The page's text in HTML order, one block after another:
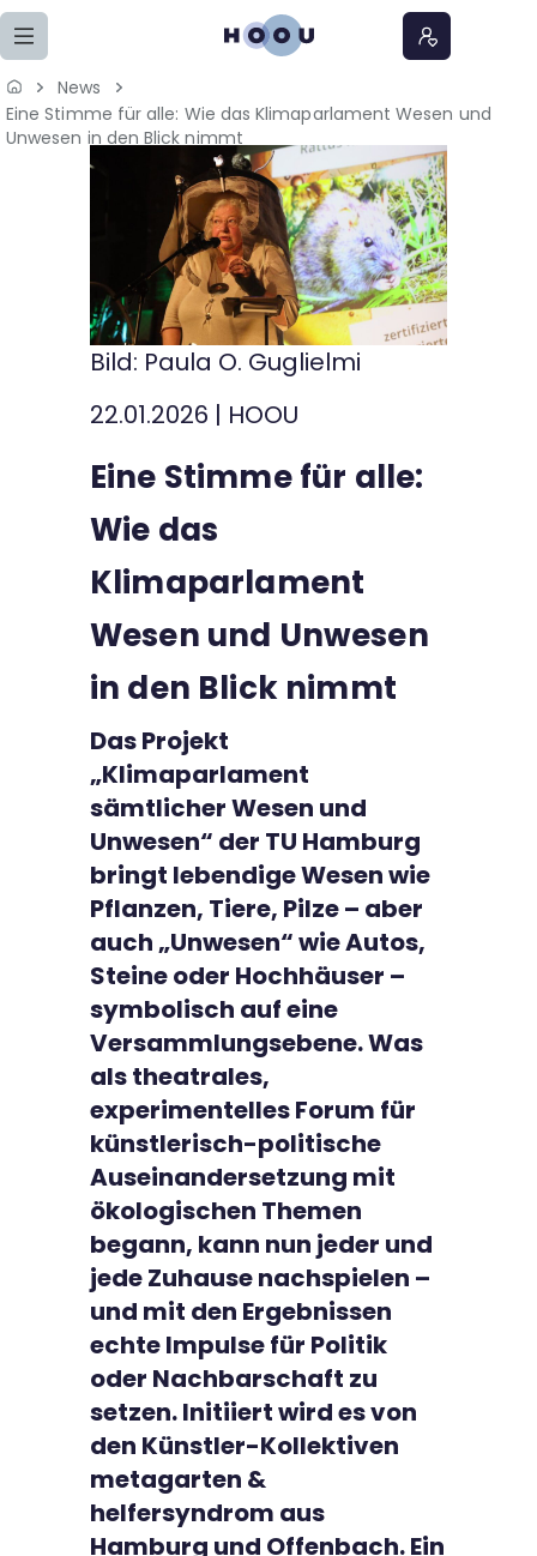
Zum Seiteninhalt springen
Home
Lernangebote
Podcasts
Meine Lernangebote
Über uns
Kontakt
News
Eine Stimme für alle: Wie das Klimaparlament Wesen und
Unwesen in den Blick nimmt
Bild: Paula O. Guglielmi
22.01.2026 | HOOU
Eine Stimme für alle:
Wie das
Klimaparlament
Wesen und Unwesen
in den Blick nimmt
Das Projekt
„Klimaparlament
sämtlicher Wesen und
Unwesen“ der TU Hamburg
bringt lebendige Wesen wie
Pflanzen, Tiere, Pilze – aber
auch „Unwesen“ wie Autos,
Steine oder Hochhäuser –
symbolisch auf eine
Versammlungsebene. Was
als theatrales,
experimentelles Forum für
künstlerisch-politische
Auseinandersetzung mit
ökologischen Themen
begann, kann nun jeder und
jede Zuhause nachspielen –
und mit den Ergebnissen
echte Impulse für Politik
oder Nachbarschaft zu
setzen. Initiiert wird es von
den Künstler-Kollektiven
metagarten &
helfersyndrom aus
Hamburg und Offenbach. Ein